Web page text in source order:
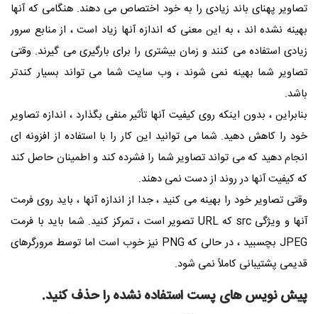
تصاویر پهنای باند زیادی را به خود اختصاص می دهند. هنگامی که آنها
بهینه نشده اند ، به این معنی که اندازه آنها زیاد است ، از منابع سرور
زیادی استفاده می کنند و زمان بیشتری را برای بارگیری می گیرند. وقتی
تصاویر شما بهینه نمی شوند ، وب سایت شما می تواند بسیار کندتر
باشد.
بنابراین ، بدون اینکه روی کیفیت آنها تأثیر منفی بگذارد ، اندازه تصاویر
خود را کاهش دهید. شما می توانید این کار را با استفاده از افزونه ای
انجام دهید که می تواند تصاویر شما را فشرده کند و اطمینان حاصل کند
که کیفیت آنها در روند از دست نمی دهند.
وقتی تصاویر خود را بهینه می کنید ، جدا از اندازه آنها ، باید روی فرمت
آنها و ویژگیsrc کهURL تصویر است ، تمرکز کنید. شما باید با فرمت
JPEG بچسبید ، در حالی که PNG نیز خوب است اما توسط مرورگرهای
قدیمی پشتیبانی کاملاً نمی شود.
پیش نویس های پست استفاده نشده را حذف کنید.